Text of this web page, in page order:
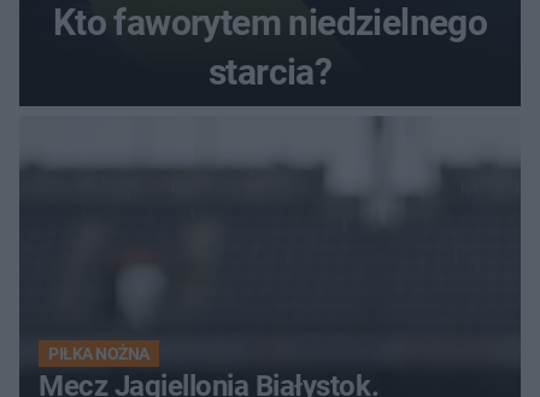
Kto faworytem niedzielnego
starcia?
PIŁKA NOŻNA
Mecz Jagiellonia Białystok.